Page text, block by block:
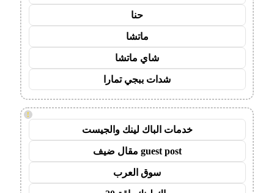
حنا
ماتشا
شاي ماتشا
شدات ببجي تمارا
!
خدمات الباك لينك والجيست
guest post مقال ضيف
سوق العرب